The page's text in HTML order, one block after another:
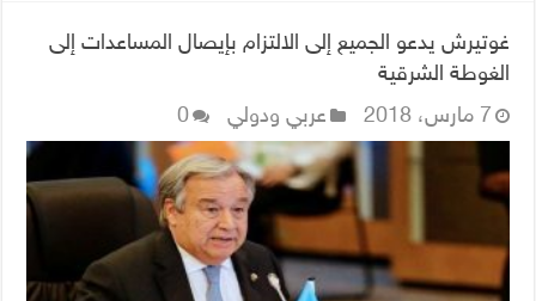
غوتيرش يدعو الجميع إلى الالتزام بإيصال المساعدات إلى
الغوطة الشرقية
7 مارس، 2018
عربي ودولي 0